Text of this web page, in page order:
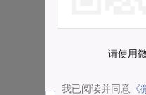
请使用
我已阅读并同意